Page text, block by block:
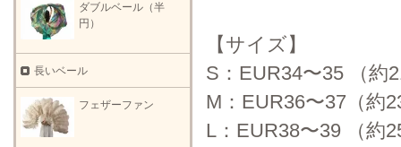
【サイズ】
S：EUR34〜35 （約
M：EUR36〜37（約
L：EUR38〜39 （約
ダブルベール（半
円）
長いベール
フェザーファン